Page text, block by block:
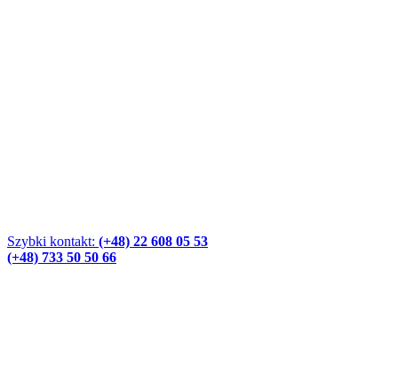
Szybki kontakt: (+48) 22 608 05 53
(+48) 733 50 50 66